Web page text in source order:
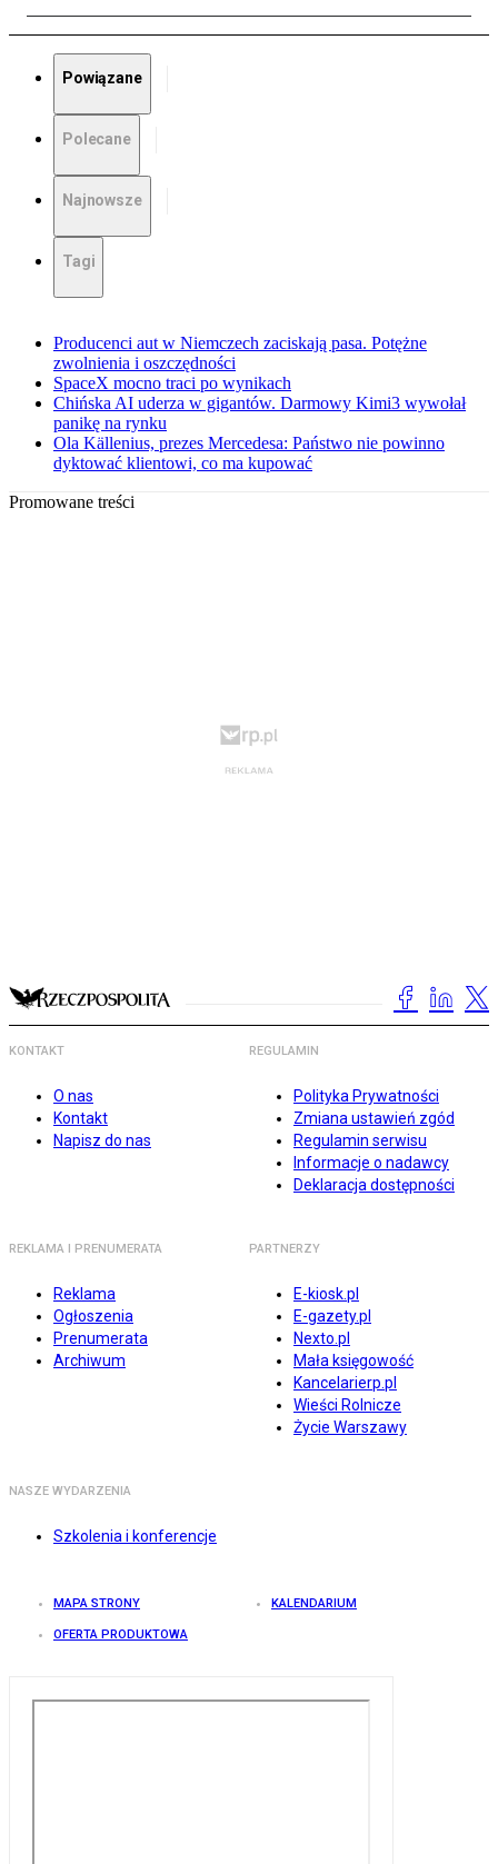
Powiązane
Polecane
Najnowsze
Tagi
Producenci aut w Niemczech zaciskają pasa. Potężne
zwolnienia i oszczędności
SpaceX mocno traci po wynikach
Chińska AI uderza w gigantów. Darmowy Kimi3 wywołał
panikę na rynku
Ola Källenius, prezes Mercedesa: Państwo nie powinno
dyktować klientowi, co ma kupować
Promowane treści
KONTAKT
O nas
Kontakt
Napisz do nas
REGULAMIN
Polityka Prywatności
Zmiana ustawień zgód
Regulamin serwisu
Informacje o nadawcy
Deklaracja dostępności
REKLAMA I PRENUMERATA
Reklama
Ogłoszenia
Prenumerata
Archiwum
PARTNERZY
E-kiosk.pl
E-gazety.pl
Nexto.pl
Mała księgowość
Kancelarierp.pl
Wieści Rolnicze
Życie Warszawy
NASZE WYDARZENIA
Szkolenia i konferencje
MAPA STRONY KALENDARIUM
OFERTA PRODUKTOWA